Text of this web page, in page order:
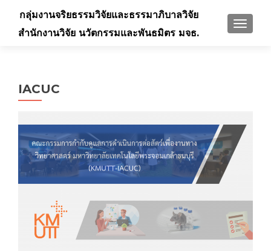
กลุ่มงานจริยธรรมวิจัยและธรรมาภิบาลวิจัย
สำนักงานวิจัย นวัตกรรมและพันธมิตร มจธ.
IACUC